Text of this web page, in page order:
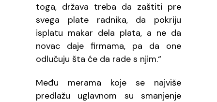
toga, država treba da zaštiti pre
svega plate radnika, da pokriju
isplatu makar dela plata, a ne da
novac daje firmama, pa da one
odlučuju šta će da rade s njim.“
Među merama koje se najviše
predlažu uglavnom su smanjenje